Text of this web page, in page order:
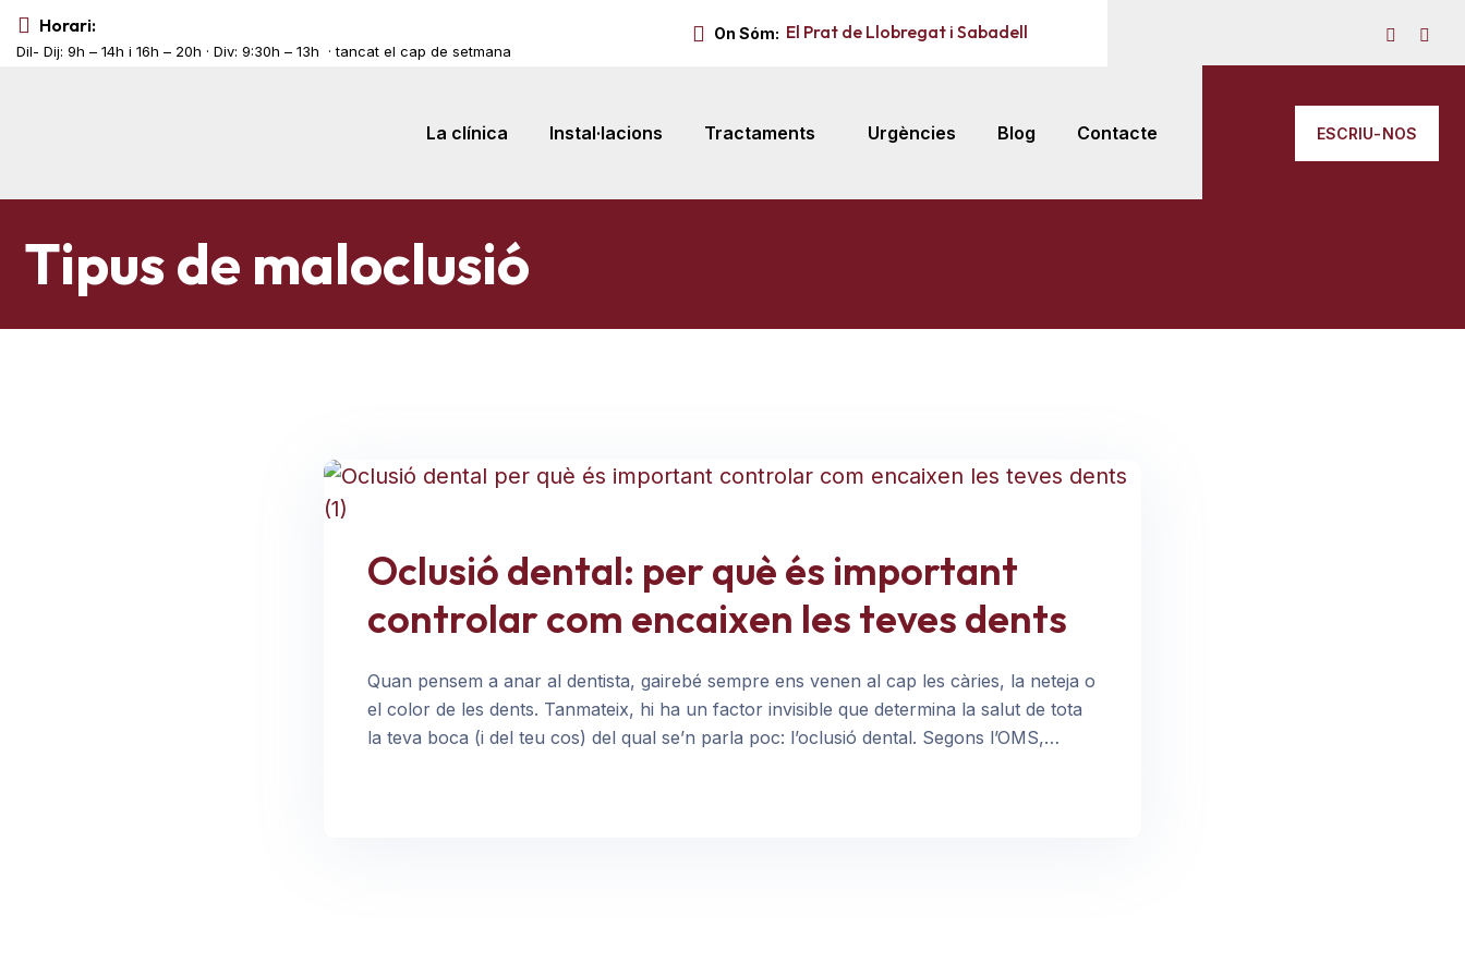
Horari:
Dil- Dij: 9h – 14h i 16h – 20h · Div: 9:30h – 13h · tancat el cap de setmana
On Sóm: El Prat de Llobregat i Sabadell
La clínica Instal·lacions Tractaments Urgències Blog Contacte ESCRIU-NOS
Tipus de maloclusió
Oclusió dental: per què és important
controlar com encaixen les teves dents
Quan pensem a anar al dentista, gairebé sempre ens venen al cap les càries, la neteja o
el color de les dents. Tanmateix, hi ha un factor invisible que determina la salut de tota
la teva boca (i del teu cos) del qual se’n parla poc: l’oclusió dental. Segons l’OMS,…